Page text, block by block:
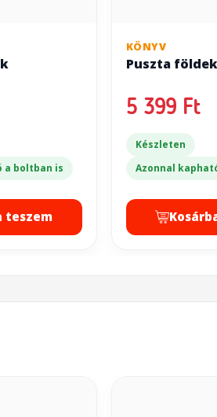
a boltban is
teszem
KÖNYV
Puszta földek
5 399 Ft
Készleten
Azonnal